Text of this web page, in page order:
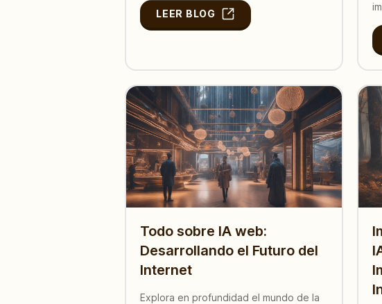
LEER BLOG
Todo sobre IA web:
Desarrollando el Futuro del
Internet
Explora en profundidad el mundo de la